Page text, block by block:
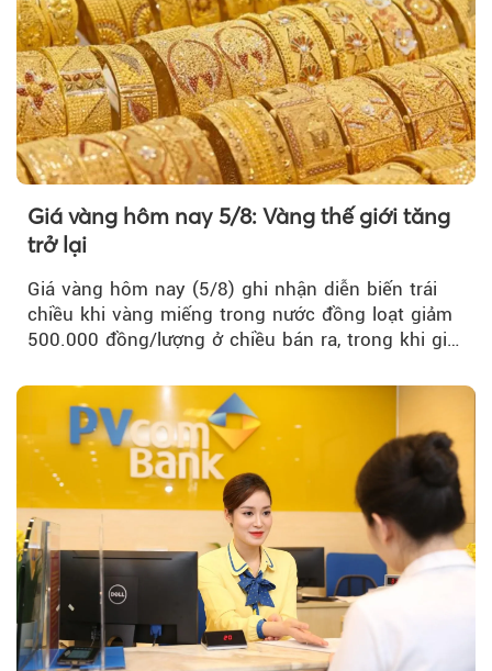
Giá vàng hôm nay 5/8: Vàng thế giới tăng
trở lại
Giá vàng hôm nay (5/8) ghi nhận diễn biến trái
chiều khi vàng miếng trong nước đồng loạt giảm
500.000 đồng/lượng ở chiều bán ra, trong khi giá
thương hiệu.